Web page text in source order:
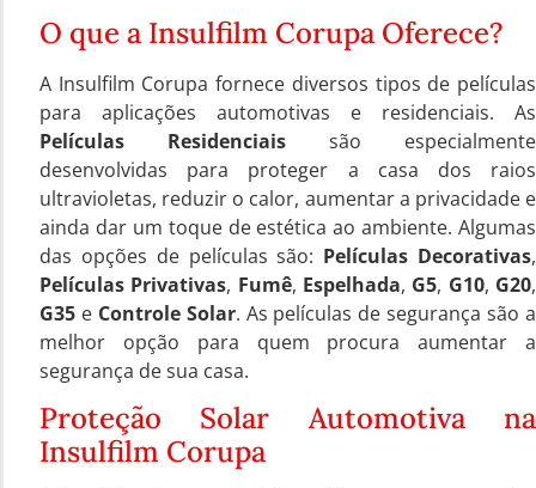
O que a Insulfilm Corupa Oferece?
A Insulfilm Corupa fornece diversos tipos de películas
para aplicações automotivas e residenciais. As
Películas Residenciais são especialmente
desenvolvidas para proteger a casa dos raios
ultravioletas, reduzir o calor, aumentar a privacidade e
ainda dar um toque de estética ao ambiente. Algumas
das opções de películas são: Películas Decorativas,
Películas Privativas, Fumê, Espelhada, G5, G10, G20,
G35 e Controle Solar. As películas de segurança são a
melhor opção para quem procura aumentar a
segurança de sua casa.
Proteção Solar Automotiva na
Insulfilm Corupa